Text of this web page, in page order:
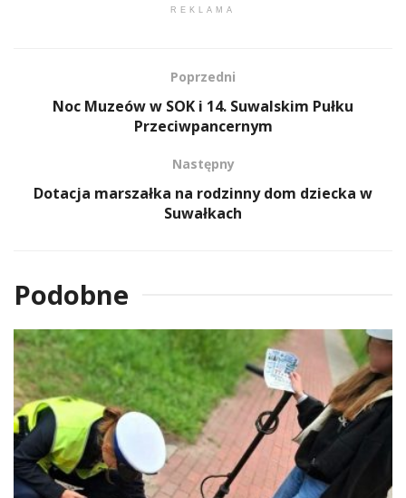
REKLAMA
Poprzedni
Noc Muzeów w SOK i 14. Suwalskim Pułku
Przeciwpancernym
Następny
Dotacja marszałka na rodzinny dom dziecka w
Suwałkach
Podobne